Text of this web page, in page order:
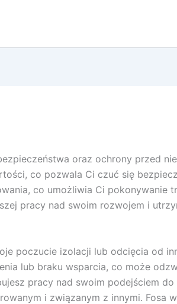
oraz ochrony przed
co pozwala Ci czuć się
co umożliwia Ci pokonywanie
pracy nad swoim rozwojem i
poczucie izolacji lub odcięcia od
lub braku wsparcia, co może
pracy nad swoim podejściem
i związanym z innymi. Fosa